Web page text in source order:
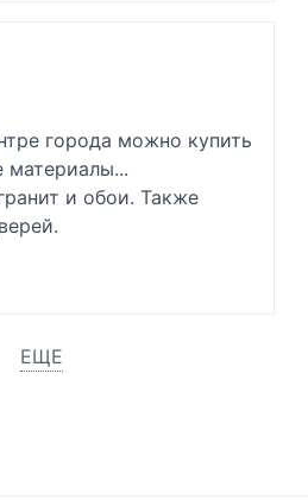
города можно купить
материалы...
и обои. Также
ЕЩЕ